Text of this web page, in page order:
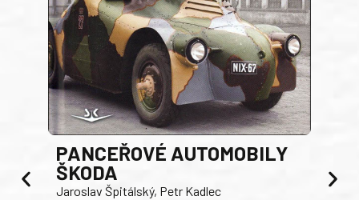
PANCEŘOVÉ AUTOMOBILY
ŠKODA
Jaroslav Špitálský, Petr Kadlec